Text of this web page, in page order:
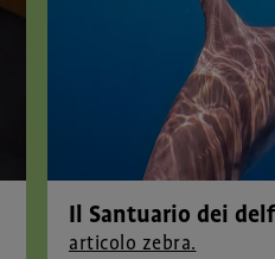
Il Santuario dei
articolo zebra.